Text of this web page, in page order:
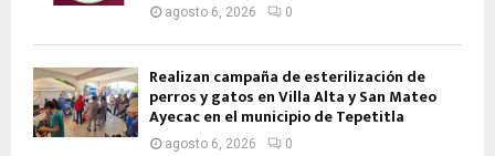
agosto 6, 2026 0
Realizan campaña de esterilización de
perros y gatos en Villa Alta y San Mateo
Ayecac en el municipio de Tepetitla
agosto 6, 2026 0